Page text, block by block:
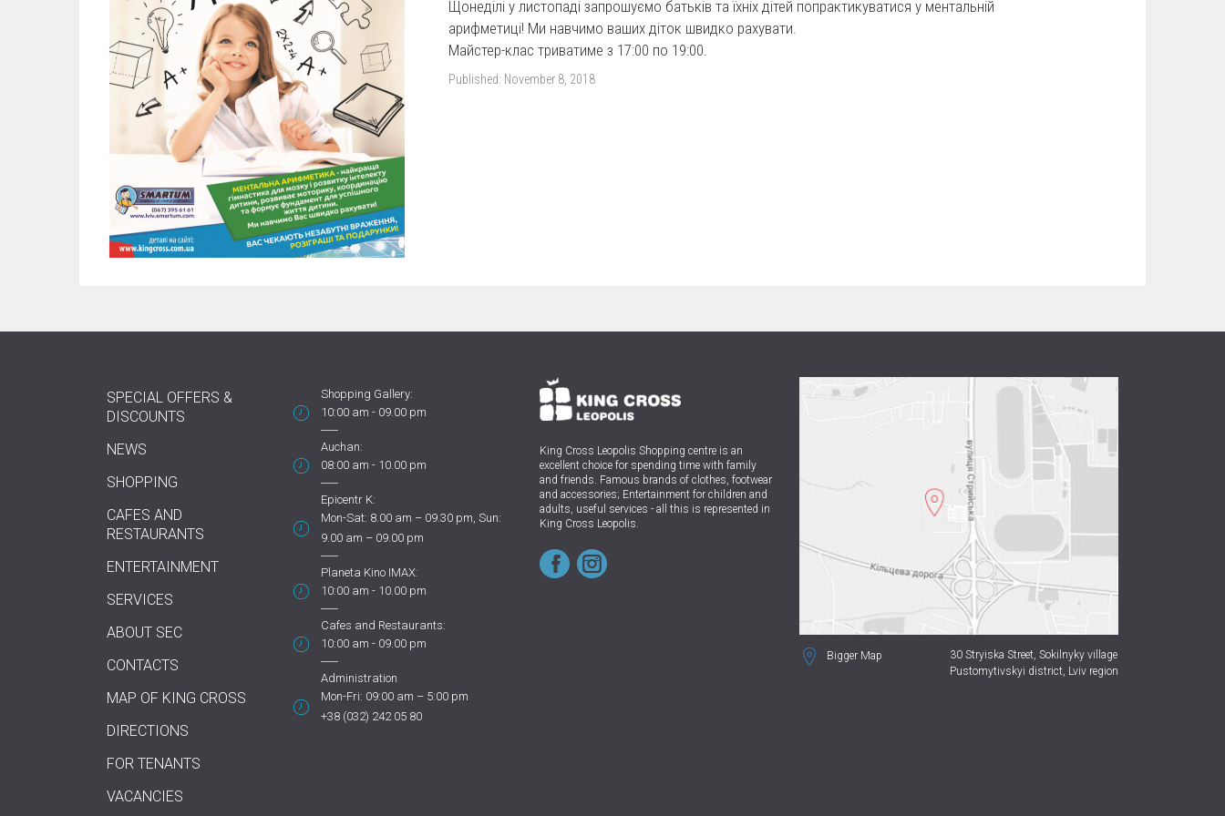
Щонеділі у листопаді запрошуємо батьків та їхніх дітей попрактикуватися у ментальній
арифметиці! Ми навчимо ваших діток швидко рахувати.
Майстер-клас триватиме з 17:00 по 19:00.
Published: November 8, 2018
SPECIAL OFFERS &
DISCOUNTS
NEWS
SHOPPING
CAFES AND
RESTAURANTS
ENTERTAINMENT
SERVICES
ABOUT SEC
CONTACTS
MAP OF KING CROSS
DIRECTIONS
FOR TENANTS
VACANCIES
Shopping Gallery:
10:00 am - 09.00 pm
Auchan:
08:00 am - 10.00 pm
Epicentr K:
Mon-Sat: 8.00 am – 09.30 pm, Sun:
9.00 am – 09.00 pm
Planeta Kino IMAX:
10:00 am - 10.00 pm
Cafes and Restaurants:
10:00 am - 09.00 pm
Administration
Mon-Fri: 09:00 am – 5:00 pm
+38 (032) 242 05 80
King Cross Leopolis Shopping centre is an
excellent choice for spending time with family
and friends. Famous brands of clothes, footwear
and accessories; Entertainment for children and
adults, useful services - all this is represented in
King Cross Leopolis.
Bigger Map 30 Stryiska Street, Sokilnyky village
Pustomytivskyi district, Lviv region